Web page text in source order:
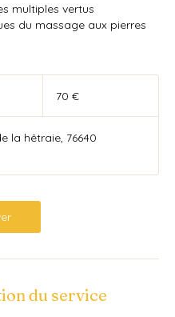
multiples vertus
du massage aux pierres
70 €
la hêtraie, 76640
du service